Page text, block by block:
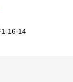
1-16-14